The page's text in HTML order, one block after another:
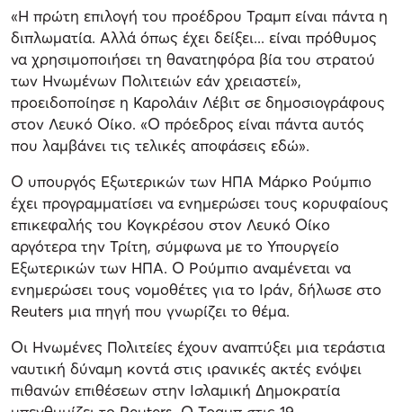
«Η πρώτη επιλογή του προέδρου Τραμπ είναι πάντα η
διπλωματία. Αλλά όπως έχει δείξει... είναι πρόθυμος
να χρησιμοποιήσει τη θανατηφόρα βία του στρατού
των Ηνωμένων Πολιτειών εάν χρειαστεί»,
προειδοποίησε η Καρολάιν Λέβιτ σε δημοσιογράφους
στον Λευκό Οίκο. «Ο πρόεδρος είναι πάντα αυτός
που λαμβάνει τις τελικές αποφάσεις εδώ».
Ο υπουργός Εξωτερικών των ΗΠΑ Μάρκο Ρούμπιο
έχει προγραμματίσει να ενημερώσει τους κορυφαίους
επικεφαλής του Κογκρέσου στον Λευκό Οίκο
αργότερα την Τρίτη, σύμφωνα με το Υπουργείο
Εξωτερικών των ΗΠΑ. Ο Ρούμπιο αναμένεται να
ενημερώσει τους νομοθέτες για το Ιράν, δήλωσε στο
Reuters μια πηγή που γνωρίζει το θέμα.
Οι Ηνωμένες Πολιτείες έχουν αναπτύξει μια τεράστια
ναυτική δύναμη κοντά στις ιρανικές ακτές ενόψει
πιθανών επιθέσεων στην Ισλαμική Δημοκρατία